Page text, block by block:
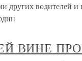
других водителей
ВИНЕ